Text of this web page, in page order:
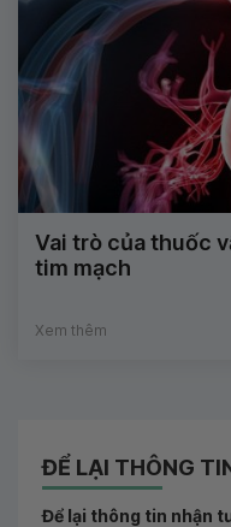
Vai trò của thuốc
tim mạch
Xem thêm
ĐỂ LẠI THÔNG
Để lại thông tin nhận